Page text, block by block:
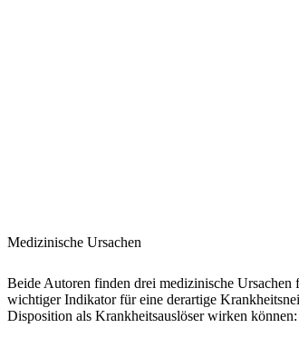
Medizinische Ursachen
Beide Autoren finden drei medizinische
wichtiger Indikator für eine derartige
Disposition als Krankheitsauslöser wirken können: